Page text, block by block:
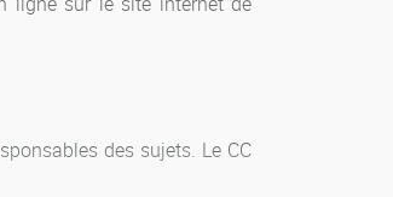
des sujets. Le CC